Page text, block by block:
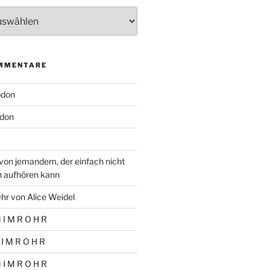
jemandem, der einfach nicht
aufhören kann
von Alice Weidel
I M R O H R
M R O H R
I M R O H R